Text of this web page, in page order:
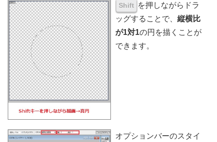
Shift を押しながらドラ
ッグすることで、 縦横比
が1対1の円を描くことが
できます。
オプションバーのスタイ